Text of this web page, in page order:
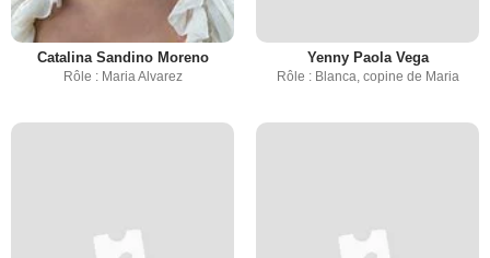
Catalina Sandino Moreno
Rôle : Maria Alvarez
Yenny Paola Vega
Rôle : Blanca, copine de Maria